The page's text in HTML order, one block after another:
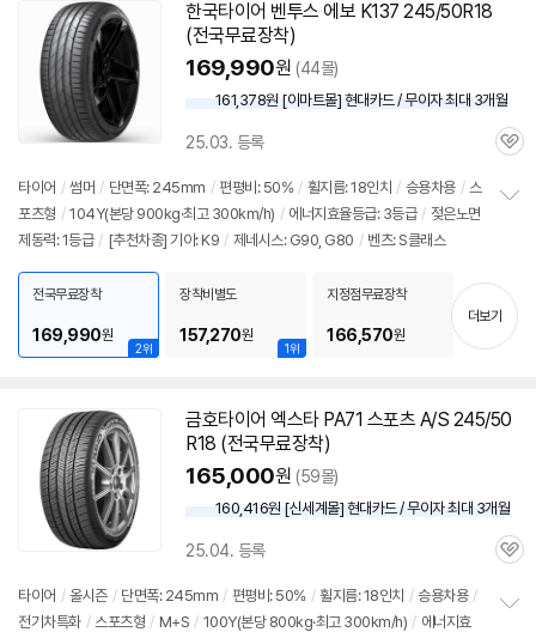
한국타이어 벤투스 에보 K137 245/50R18
(전국무료장착)
169,990원 (44몰)
161,378원 [이마트몰] 현대카드 / 무이자 최대 3개월
25.03. 등록
관
타이어 / 썸머 / 단면폭: 245mm / 편평비: 50% / 휠지름: 18인치 / 승용차용 / 스
포츠형 / 104Y(본당 900kg·최고 300km/h) / 에너지효율등급: 3등급 / 젖은노면
제동력: 1등급 / [추천차종] 기아: K9 / 제네시스: G90, G80 / 벤츠: S클래스
기
2위
전국무료장착
169,990원
1위
장착비별도
157,270원
지정점무료장착
166,570원
더보기
금호타이어 엑스타 PA71 스포츠 A/S 245/50
R18 (전국무료장착)
165,000원 (59몰)
160,416원 [신세계몰] 현대카드 / 무이자 최대 3개월
25.04. 등록
관
타이어 / 올시즌 / 단면폭: 245mm / 편평비: 50% / 휠지름: 18인치 / 승용차용 /
전기차특화 / 스포츠형 / M+S / 100Y(본당 800kg·최고 300km/h) / 에너지효